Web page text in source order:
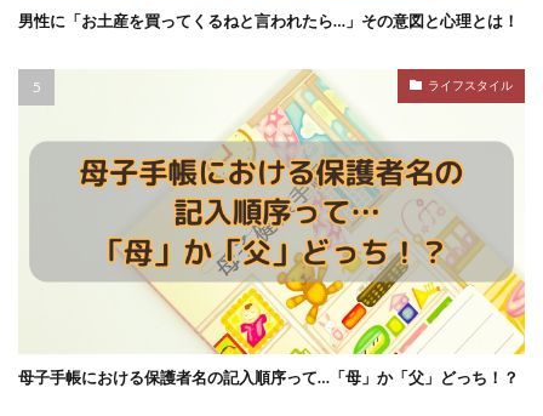
男性に「お土産を買ってくるねと言われたら…」その意図と心理とは！
ライフスタイル
母子手帳における保護者名の記入順序って…「母」か「父」どっち！？